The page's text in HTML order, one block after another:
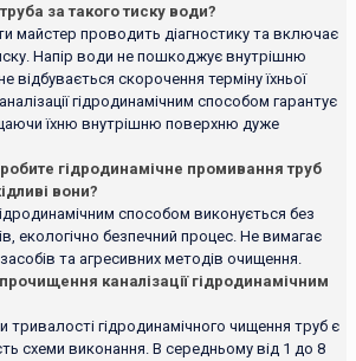
за такого тиску води?
майстер проводить діагностику та включає
Напір води не пошкоджує внутрішню
відбувається скорочення терміну їхньої
гідродинамічним способом гарантує
їхню внутрішню поверхню дуже
гідродинамічне промивання труб
вони?
способом виконується без
екологічно безпечний процес. Не вимагає
та агресивних методів очищення.
каналізації гідродинамічним
гідродинамічного чищення труб є
схеми виконання. В середньому від 1 до 8